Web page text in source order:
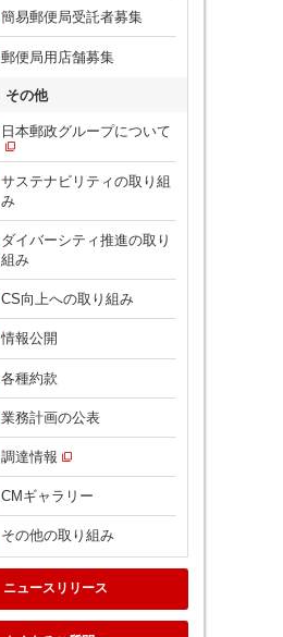
簡易郵便局受託者募集
郵便局用店舗募集
その他
日本郵政グループについて
サステナビリティの取り組
み
ダイバーシティ推進の取り
組み
CS向上への取り組み
情報公開
各種約款
業務計画の公表
調達情報
CMギャラリー
その他の取り組み
ニュースリリース